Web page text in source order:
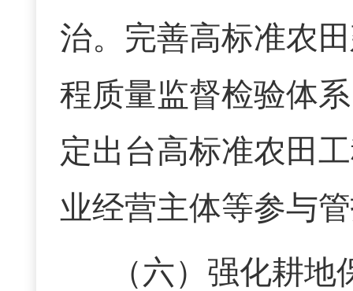
治。完善高标准农
程质量监督检验体
定出台高标准农田
业经营主体等参与
（六） 强化耕地